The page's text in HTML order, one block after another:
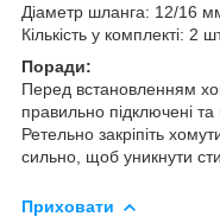
Діаметр шланга: 12/16
Кількість у комплекті: 2
Поради:
Перед встановленням
правильно підключені
Ретельно закріпіть
сильно, щоб уникнути
Приховати